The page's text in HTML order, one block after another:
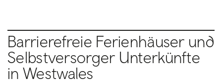
Barrierefreie Ferienhäuser und
Selbstversorger Unterkünfte
in Westwales